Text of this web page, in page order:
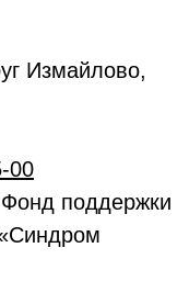
Измайлово,
00
поддержки